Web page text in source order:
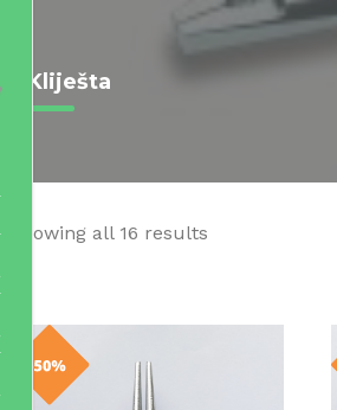
contentKliješta
Showing all 16 results